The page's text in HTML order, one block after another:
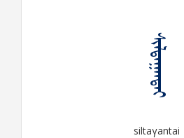
ᠰᠢᠯᠲᠠᠭᠠᠨᠲᠠᠢ
siltaγantai